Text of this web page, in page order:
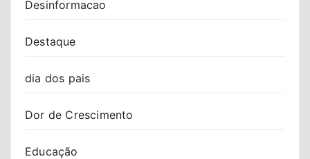
Desinformacao
Destaque
dia dos pais
Dor de Crescimento
Educação